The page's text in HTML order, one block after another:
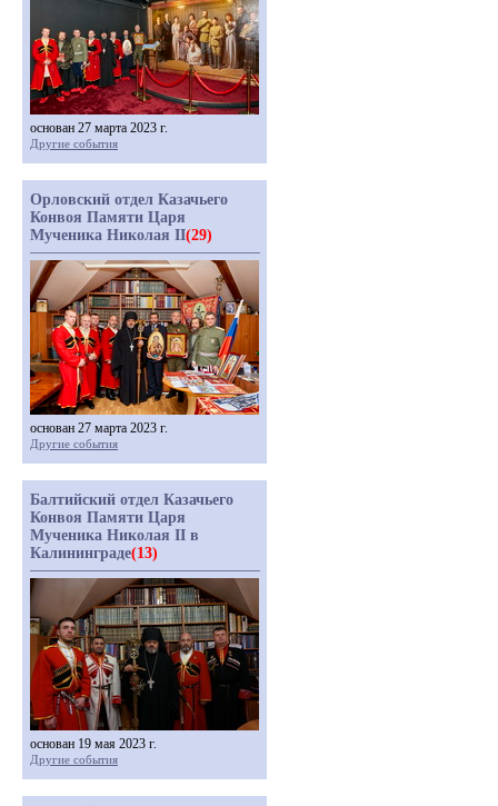
основан 27 марта 2023 г.
Другие события
Орловский отдел Казачьего
Конвоя Памяти Царя
Мученика Николая II(29)
основан 27 марта 2023 г.
Другие события
Балтийский отдел Казачьего
Конвоя Памяти Царя
Мученика Николая II в
Калининграде(13)
основан 19 мая 2023 г.
Другие события